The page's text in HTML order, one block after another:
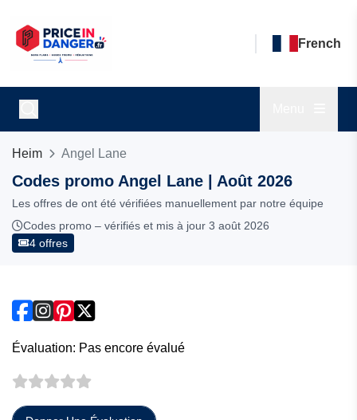
French
Heim Angel Lane
Codes promo Angel Lane | Août 2026
Les offres de ont été vérifiées manuellement par notre équipe
Codes promo – vérifiés et mis à jour 3 août 2026
4 offres
Évaluation: Pas encore évalué